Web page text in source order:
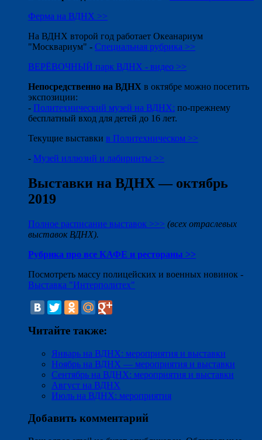
Ферма на ВДНХ >>
На ВДНХ второй год работает Океанариум
"Москвариум" - Специальная рубрика >>
ВЕРЁВОЧНЫЙ парк ВДНХ - видео >>
Непосредственно на ВДНХ в октябре можно посетить
экспозиции:
- Политехнический музей на ВДНХ: по-прежнему
бесплатный вход для детей до 16 лет.
Текущие выставки в Политехническом >>
- Музей иллюзий и лабиринты >>
Выставки на ВДНХ — октябрь
2019
Полное расписание выставок >>> (всех отраслевых
выставок ВДНХ).
Рубрика про все КАФЕ и рестораны >>
Посмотреть массу полицейских и военных новинок -
Выставка "Интерполитех"
Читайте также:
Январь на ВДНХ: мероприятия и выставки
Ноябрь на ВДНХ — мероприятия и выставки
Сентябрь на ВДНХ: мероприятия и выставки
Август на ВДНХ
Июль на ВДНХ: мероприятия
Добавить комментарий